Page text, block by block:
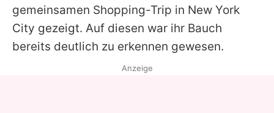
gemeinsamen Shopping-Trip in New York
City gezeigt. Auf diesen war ihr Bauch
bereits deutlich zu erkennen gewesen.
Anzeige